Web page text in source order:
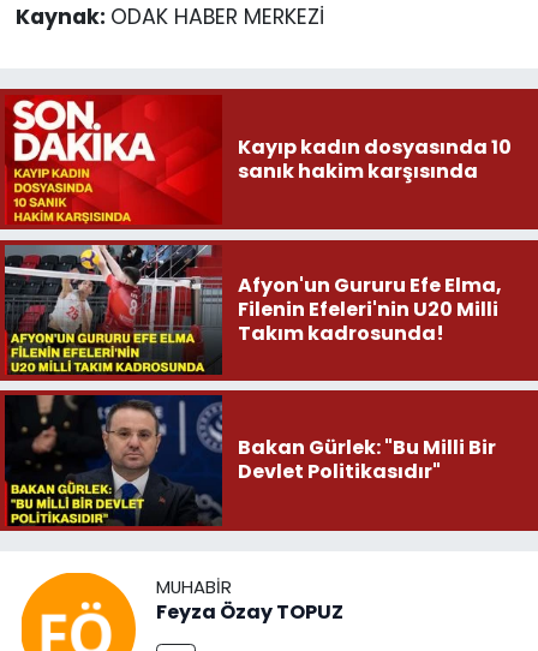
Kaynak: ODAK HABER MERKEZİ
Kayıp kadın dosyasında 10
sanık hakim karşısında
Afyon'un Gururu Efe Elma,
Filenin Efeleri'nin U20 Milli
Takım kadrosunda!
Bakan Gürlek: "Bu Milli Bir
Devlet Politikasıdır"
MUHABIR
Feyza Özay TOPUZ